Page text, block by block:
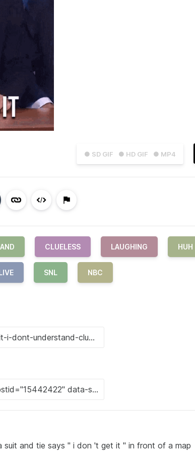
● SD GIF ● HD GIF ● MP4
CLUELESS LAUGHING HUH
SNL NBC
suit and tie says " i don 't get it " in front of a map